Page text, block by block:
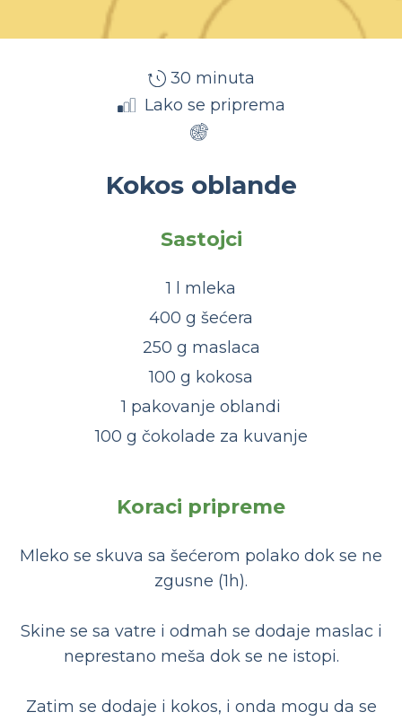
30 minuta
Lako se priprema
Kokos oblande
Sastojci
1 l mleka
400 g šećera
250 g maslaca
100 g kokosa
1 pakovanje oblandi
100 g čokolade za kuvanje
Koraci pripreme
Mleko se skuva sa šećerom polako dok se ne
zgusne (1h).
Skine se sa vatre i odmah se dodaje maslac i
neprestano meša dok se ne istopi.
Zatim se dodaje i kokos, i onda mogu da se